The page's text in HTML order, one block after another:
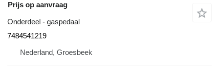
Prijs op aanvraag
Onderdeel - gaspedaal
7484541219
Nederland, Groesbeek